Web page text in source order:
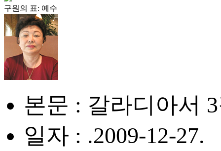
구원의 표: 예수
본문 : 갈라디아서
일자 : .2009-12-27.